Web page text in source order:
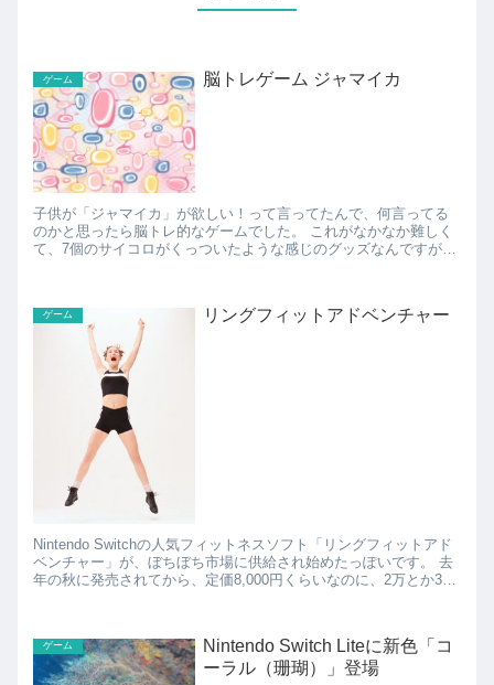
ゲーム 脳トレゲーム ジャマイカ
子供が「ジャマイカ」が欲しい！って言ってたんで、何言ってる
のかと思ったら脳トレ的なゲームでした。 これがなかなか難しく
て、7個のサイコロがくっついたような感じのグッズなんですが、
ゲーム リングフィットアドベンチャー
Nintendo Switchの人気フィットネスソフト「リングフィットアド
ベンチャー」が、ぼちぼち市場に供給され始めたっぽいです。 去
年の秋に発売されてから、定価8,000円くらいなのに、2万とか3万
ゲーム
Nintendo Switch Liteに新色「コ
ーラル（珊瑚）」登場